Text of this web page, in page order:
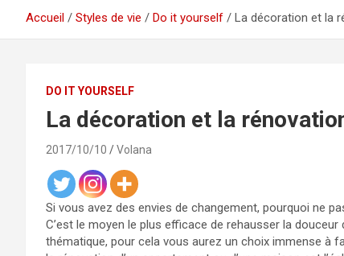
Accueil Styles de vie Do it yourself La décoration et la
DO IT YOURSELF
La décoration et la
2017/10/10 Volana
Si vous avez des envies de changement, pourquoi ne
C’est le moyen le plus efficace de rehausser la
thématique, pour cela vous aurez un choix immense à